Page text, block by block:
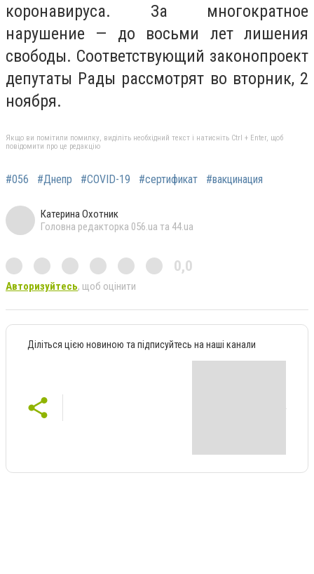
коронавируса. За многократное
нарушение — до восьми лет лишения
свободы. Соответствующий законопроект
депутаты Рады рассмотрят во вторник, 2
ноября.
Якщо ви помітили помилку, виділіть необхідний текст і натисніть Ctrl + Enter, щоб
повідомити про це редакцію
#056 #Днепр #COVID-19 #сертификат #вакцинация
Катерина Охотник
Головна редакторка 056.ua та 44.ua
0,0
Авторизуйтесь, щоб оцінити
Діліться цією новиною та підписуйтесь на наші канали